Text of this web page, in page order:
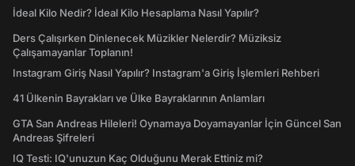
İdeal Kilo Nedir? İdeal Kilo Hesaplama Nasıl Yapılır?
Ders Çalışırken Dinlenecek Müzikler Nelerdir? Müziksiz
Çalışamayanlar Toplanın!
Instagram Giriş Nasıl Yapılır? Instagram'a Giriş İşlemleri Rehberi
41 Ülkenin Bayrakları ve Ülke Bayraklarının Anlamları
GTA San Andreas Hileleri! Oynamaya Doyamayanlar İçin Güncel San
Andreas Şifreleri
IQ Testi: IQ'unuzun Kaç Olduğunu Merak Ettiniz mi?